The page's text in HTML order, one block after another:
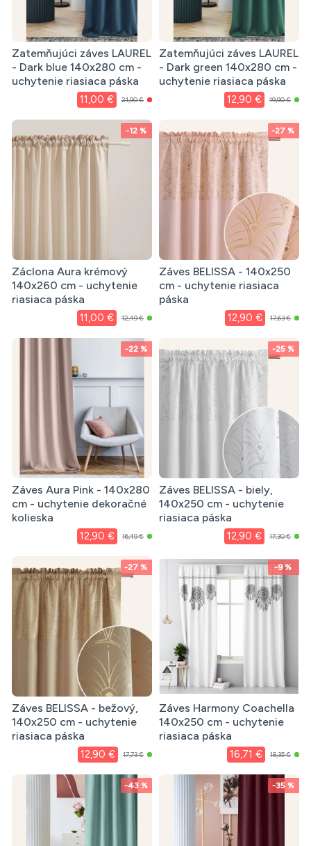
Zatemňujúci záves LAUREL
- Dark blue 140x280 cm -
uchytenie riasiaca páska
11,00 € 21,90 €
Zatemňujúci záves LAUREL
- Dark green 140x280 cm -
uchytenie riasiaca páska
12,90 € 19,90 €
-12 %
Záclona Aura krémový
140x260 cm - uchytenie
riasiaca páska
11,00 € 12,49 €
-27 %
Záves BELISSA - 140x250
cm - uchytenie riasiaca
páska
12,90 € 17,63 €
-22 %
Záves Aura Pink - 140x280
cm - uchytenie dekoračné
kolieska
12,90 € 16,49 €
-25 %
Záves BELISSA - biely,
140x250 cm - uchytenie
riasiaca páska
12,90 € 17,30 €
-27 %
Záves BELISSA - bežový,
140x250 cm - uchytenie
riasiaca páska
12,90 € 17,73 €
-9 %
Záves Harmony Coachella
140x250 cm - uchytenie
riasiaca páska
16,71 € 18,35 €
-43 % -35 %